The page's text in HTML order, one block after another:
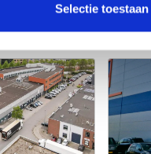
Selectie toestaan